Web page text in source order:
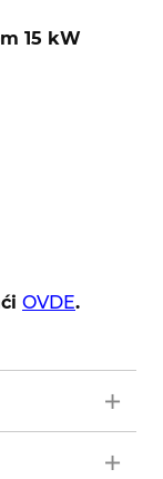
15 kW
OVDE.